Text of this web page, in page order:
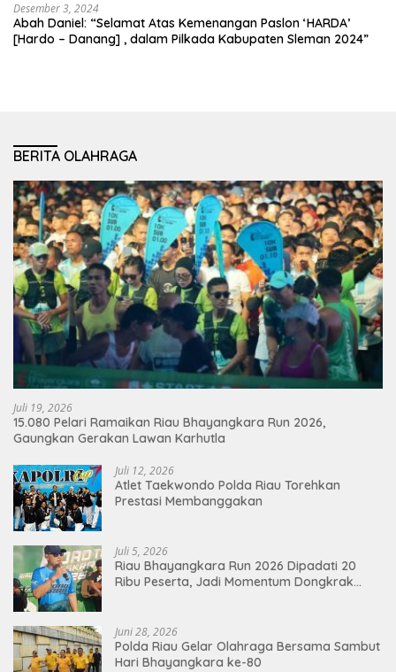
Desember 3, 2024
Abah Daniel: “Selamat Atas Kemenangan Paslon ‘HARDA’
[Hardo – Danang] , dalam Pilkada Kabupaten Sleman 2024”
BERITA OLAHRAGA
Juli 19, 2026
15.080 Pelari Ramaikan Riau Bhayangkara Run 2026,
Gaungkan Gerakan Lawan Karhutla
Juli 12, 2026
Atlet Taekwondo Polda Riau Torehkan
Prestasi Membanggakan
Juli 5, 2026
Riau Bhayangkara Run 2026 Dipadati 20
Ribu Peserta, Jadi Momentum Dongkrak
Juni 28, 2026
Polda Riau Gelar Olahraga Bersama Sambut
Hari Bhayangkara ke-80